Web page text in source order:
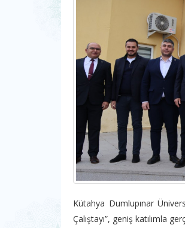
Kütahya Dumlupınar
Çalıştayı”, geniş katılımla